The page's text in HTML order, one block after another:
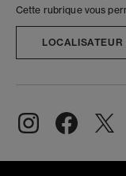
Cette rubrique vous
LOCALISATEUR